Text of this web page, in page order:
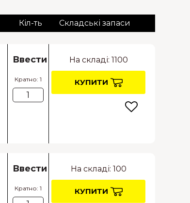
Кіл-ть Складські запаси
Ввести
Кратно: 1
На складі: 1100
КУПИТИ
Ввести
Кратно: 1
На складі: 100
КУПИТИ